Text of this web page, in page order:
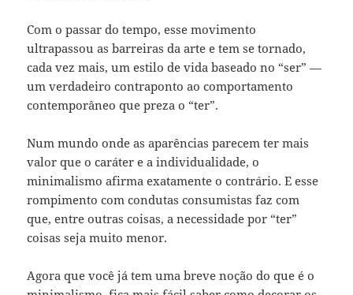
Com o passar do tempo, esse movimento
ultrapassou as barreiras da arte e tem se tornado,
cada vez mais, um estilo de vida baseado no “ser” —
um verdadeiro contraponto ao comportamento
contemporâneo que preza o “ter”.
Num mundo onde as aparências parecem ter mais
valor que o caráter e a individualidade, o
minimalismo afirma exatamente o contrário. E esse
rompimento com condutas consumistas faz com
que, entre outras coisas, a necessidade por “ter”
coisas seja muito menor.
Agora que você já tem uma breve noção do que é o